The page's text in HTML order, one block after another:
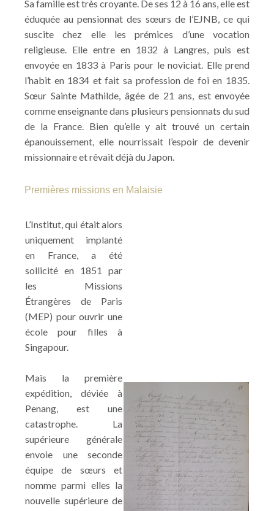
Sa famille est très croyante. De ses 12 à 16 ans, elle est
éduquée au pensionnat des sœurs de l’EJNB, ce qui
suscite chez elle les prémices d’une vocation
religieuse. Elle entre en 1832 à Langres, puis est
envoyée en 1833 à Paris pour le noviciat. Elle prend
l’habit en 1834 et fait sa profession de foi en 1835.
Sœur Sainte Mathilde, âgée de 21 ans, est envoyée
comme enseignante dans plusieurs pensionnats du sud
de la France. Bien qu’elle y ait trouvé un certain
épanouissement, elle nourrissait l’espoir de devenir
missionnaire et rêvait déjà du Japon.
Premières missions en Malaisie
L’Institut, qui était alors
uniquement implanté
en France, a été
sollicité en 1851 par
les Missions
Étrangères de Paris
(MEP) pour ouvrir une
école pour filles à
Singapour.
Mais la première
expédition, déviée à
Penang, est une
catastrophe. La
supérieure générale
envoie une seconde
équipe de sœurs et
nomme parmi elles la
nouvelle supérieure de